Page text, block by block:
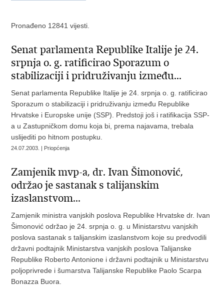
Pronađeno 12841 vijesti.
Senat parlamenta Republike Italije je 24.
srpnja o. g. ratificirao Sporazum o
stabilizaciji i pridruživanju između...
Senat parlamenta Republike Italije je 24. srpnja o. g. ratificirao
Sporazum o stabilizaciji i pridruživanju između Republike
Hrvatske i Europske unije (SSP). Predstoji još i ratifikacija SSP-
a u Zastupničkom domu koja bi, prema najavama, trebala
uslijediti po hitnom postupku.
24.07.2003. | Priopćenja
Zamjenik mvp-a, dr. Ivan Šimonović,
održao je sastanak s talijanskim
izaslanstvom...
Zamjenik ministra vanjskih poslova Republike Hrvatske dr. Ivan
Šimonović održao je 24. srpnja o. g. u Ministarstvu vanjskih
poslova sastanak s talijanskim izaslanstvom koje su predvodili
državni podtajnik Ministarstva vanjskih poslova Talijanske
Republike Roberto Antonione i državni podtajnik u Ministarstvu
poljoprivrede i šumarstva Talijanske Republike Paolo Scarpa
Bonazza Buora.